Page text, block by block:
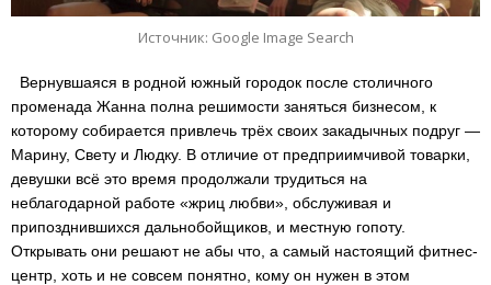
Источник: Google Image Search
Вернувшаяся в родной южный городок после столичного
променада Жанна полна решимости заняться бизнесом, к
которому собирается привлечь трёх своих закадычных подруг —
Марину, Свету и Людку. В отличие от предприимчивой товарки,
девушки всё это время продолжали трудиться на
неблагодарной работе «жриц любви», обслуживая и
припозднившихся дальнобойщиков, и местную гопоту.
Открывать они решают не абы что, а самый настоящий фитнес-
центр, хоть и не совсем понятно, кому он нужен в этом